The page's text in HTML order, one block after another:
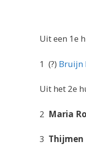
Uit een 1e
1 (?) Bruijn
Uit het 2e
2 Maria
3 Thijmen